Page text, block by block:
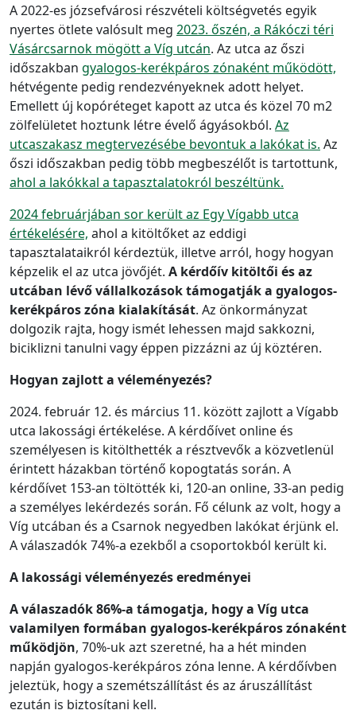
A 2022-es józsefvárosi részvételi költségvetés egyik
nyertes ötlete valósult meg 2023. őszén, a Rákóczi téri
Vásárcsarnok mögött a Víg utcán. Az utca az őszi
időszakban gyalogos-kerékpáros zónaként működött,
hétvégente pedig rendezvényeknek adott helyet.
Emellett új kopóréteget kapott az utca és közel 70 m2
zölfelületet hoztunk létre évelő ágyásokból. Az
utcaszakasz megtervezésébe bevontuk a lakókat is. Az
őszi időszakban pedig több megbeszélőt is tartottunk,
ahol a lakókkal a tapasztalatokról beszéltünk.
2024 februárjában sor került az Egy Vígabb utca
értékelésére, ahol a kitöltőket az eddigi
tapasztalataikról kérdeztük, illetve arról, hogy hogyan
képzelik el az utca jövőjét. A kérdőív kitöltői és az
utcában lévő vállalkozások támogatják a gyalogos-
kerékpáros zóna kialakítását. Az önkormányzat
dolgozik rajta, hogy ismét lehessen majd sakkozni,
biciklizni tanulni vagy éppen pizzázni az új köztéren.
Hogyan zajlott a véleményezés?
2024. február 12. és március 11. között zajlott a Vígabb
utca lakossági értékelése. A kérdőívet online és
személyesen is kitölthették a résztvevők a közvetlenül
érintett házakban történő kopogtatás során. A
kérdőívet 153-an töltötték ki, 120-an online, 33-an pedig
a személyes lekérdezés során. Fő célunk az volt, hogy a
Víg utcában és a Csarnok negyedben lakókat érjünk el.
A válaszadók 74%-a ezekből a csoportokból került ki.
A lakossági véleményezés eredményei
A válaszadók 86%-a támogatja, hogy a Víg utca
valamilyen formában gyalogos-kerékpáros zónaként
működjön, 70%-uk azt szeretné, ha a hét minden
napján gyalogos-kerékpáros zóna lenne. A kérdőívben
jeleztük, hogy a szemétszállítást és az áruszállítást
ezután is biztosítani kell.